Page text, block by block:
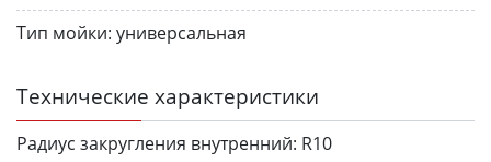
Тип мойки: универсальная
Технические характеристики
Радиус закругления внутренний: R10